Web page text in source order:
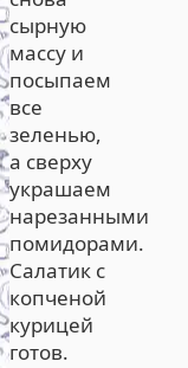
сырную
массу и
посыпаем
все
зеленью,
а сверху
украшаем
нарезанными
помидорами.
Салатик с
копченой
курицей
готов.